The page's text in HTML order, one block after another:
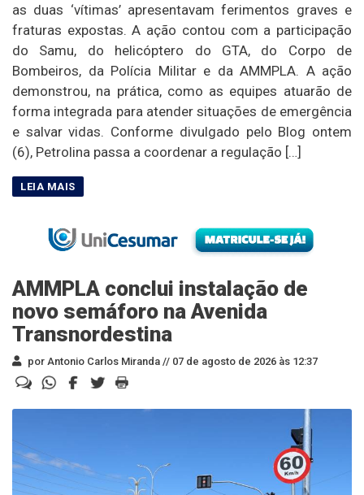
as duas ‘vítimas’ apresentavam ferimentos graves e
fraturas expostas. A ação contou com a participação
do Samu, do helicóptero do GTA, do Corpo de
Bombeiros, da Polícia Militar e da AMMPLA. A ação
demonstrou, na prática, como as equipes atuarão de
forma integrada para atender situações de emergência
e salvar vidas. Conforme divulgado pelo Blog ontem
(6), Petrolina passa a coordenar a regulação […]
AMMPLA conclui instalação de
novo semáforo na Avenida
Transnordestina
por Antonio Carlos Miranda // 07 de agosto de 2026 às 12:37